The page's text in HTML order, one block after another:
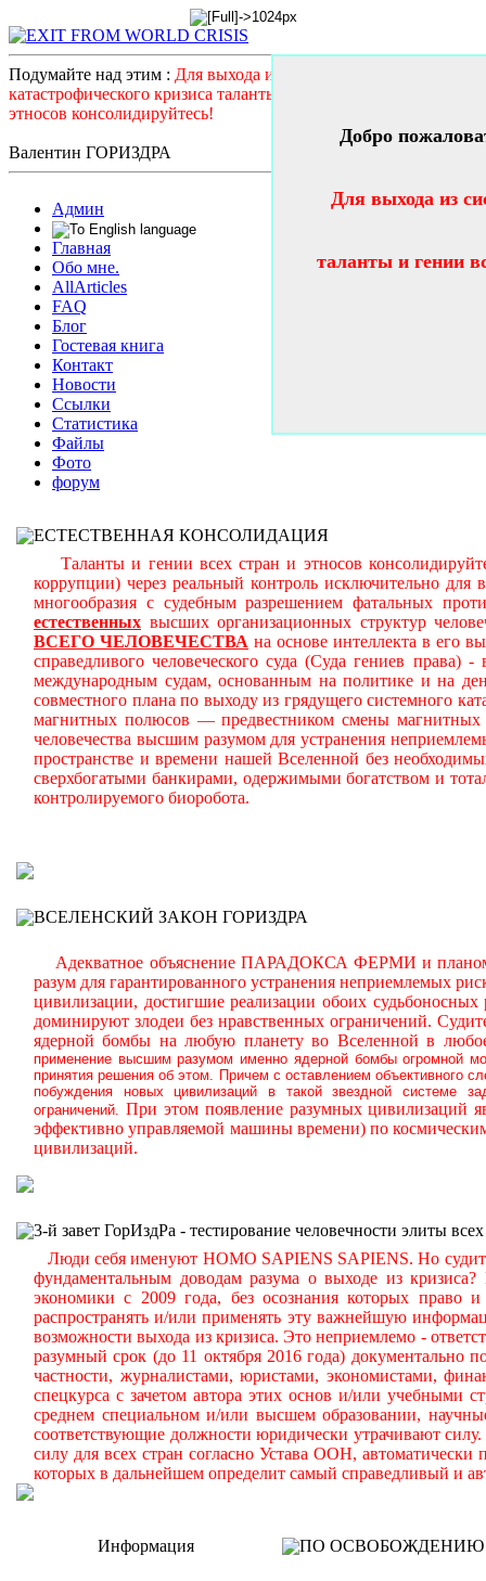
Подумайте над этим : Для выхода из системного
катастрофического кризиса таланты и гении всех стран и
этносов консолидируйтесь!
Валентин ГОРИЗДРА
Админ
Главная
Обо мне.
AllArticles
FAQ
Блог
Гостевая книга
Контакт
Новости
Ссылки
Статистика
Файлы
Фото
форум
ЕСТЕСТВЕННАЯ КОНСОЛИДАЦИЯ
Таланты и гении всех стран и этносов
коррупции) через реальный контроль исключительно
многообразия с судебным разрешением фатальных
естественных высших организационных структур
ВСЕГО ЧЕЛОВЕЧЕСТВА на основе интеллекта в его
справедливого человеческого суда (Суда гениев
международным судам, основанным на политике и на
совместного плана по выходу из грядущего системного
магнитных полюсов — предвестником смены магнитных
человечества высшим разумом для устранения
пространстве и времени нашей Вселенной без
сверхбогатыми банкирами, одержимыми богатством и
контролируемого биоробота.
ВСЕЛЕНСКИЙ ЗАКОН ГОРИЗДРА
Адекватное объяснение ПАРАДОКСА ФЕРМИ и
разум для гарантированного устранения неприемлемых
цивилизации, достигшие реализации обоих
доминируют злодеи без нравственных ограничений.
ядерной бомбы на любую планету во Вселенной в
применение высшим разумом именно ядерной бомбы огромной
принятия решения об этом. Причем с оставлением объективного
побуждения новых цивилизаций в такой звездной системе
ограничений. При этом появление разумных цивилизаций
эффективно управляемой машины времени) по
цивилизаций.
3-й завет ГорИздРа - тестирование человечности элиты
Люди себя именуют HOMO SAPIENS SAPIENS. Но
фундаментальным доводам разума о выходе из
экономики с 2009 года, без осознания которых право
распространять и/или применять эту важнейшую
возможности выхода из кризиса. Это неприемлемо -
разумный срок (до 11 октября 2016 года)
частности, журналистами, юристами, экономистами,
спецкурса с зачетом автора этих основ и/или учебными
среднем специальном и/или высшем образовании,
соответствующие должности юридически утрачивают
силу для всех стран согласно Устава ООН,
которых в дальнейшем определит самый справедливый и
Информация ПО ОСВОБОЖДЕНИЮ
Добро
Для выхода из
таланты и гении